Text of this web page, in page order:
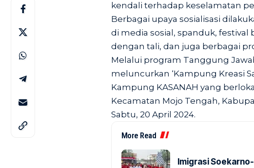
kendali terhadap keselamatan
Berbagai upaya sosialisasi
di media sosial, spanduk,
dengan tali, dan juga berbagai
Melalui program Tanggung
meluncurkan ‘Kampung Kreasi
Kampung KASANAH yang
Kecamatan Mojo Tengah,
Sabtu, 20 April 2024.
More Read
Imigrasi